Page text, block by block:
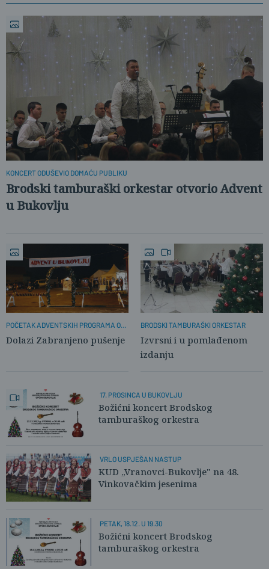
KONCERT ODUŠEVIO DOMAĆU PUBLIKU
Brodski tamburaški orkestar otvorio Advent
u Bukovlju
POČETAK ADVENTSKIH PROGRAMA OD
Dolazi Zabranjeno pušenje
BRODSKI TAMBURAŠKI ORKESTAR
Izvrsni i u pomlađenom
izdanju
17. PROSINCA U BUKOVLJU
Božićni koncert Brodskog
tamburaškog orkestra
VRLO USPJEŠAN NASTUP
KUD „Vranovci-Bukovlje" na 48.
Vinkovačkim jesenima
PETAK, 18.12. U 19.30
Božićni koncert Brodskog
tamburaškog orkestra